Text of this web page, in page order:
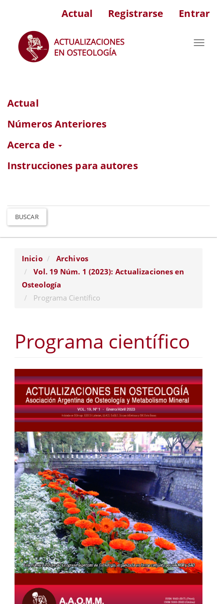
Contenido
principal
Barra
Actual Registrarse Entrar
Actual
Números Anteriores
Acerca de
Instrucciones para autores
BUSCAR
Inicio
Archivos
Vol. 19 Núm. 1 (2023): Actualizaciones en
Osteología
Programa Científico
Programa científico
Barra
lateral
del
artículo